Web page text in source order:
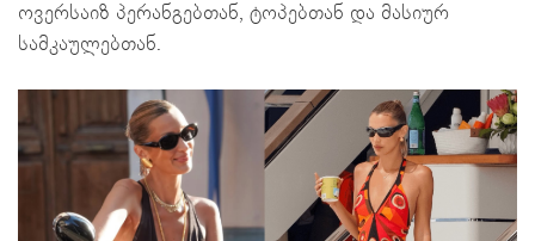
ოვერსაიზ პერანგებთან, ტოპებთან და მასიურ
სამკაულებთან.